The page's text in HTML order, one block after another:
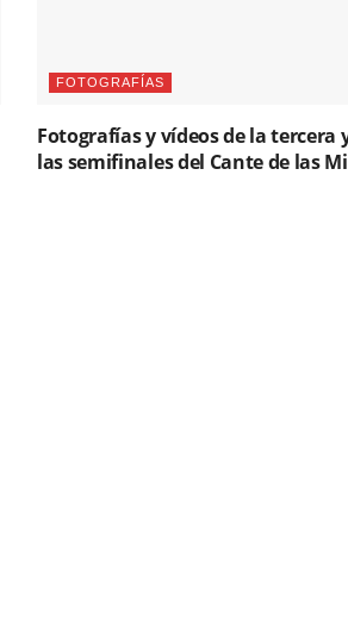
FOTOGRAFÍAS
Fotografías y vídeos de la tercera
las semifinales del Cante de las